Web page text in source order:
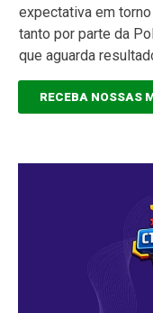
expectativa em
tanto por parte da
que aguarda
RECEBA NOSSAS